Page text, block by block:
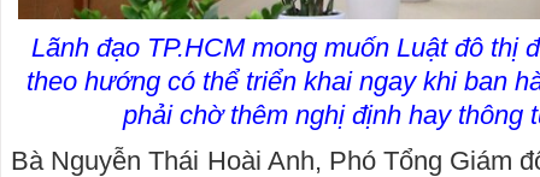
Lãnh đạo TP.HCM mong muốn Luật đô thị
theo hướng có thể triển khai ngay khi ban
phải chờ thêm nghị định hay thông
Bà Nguyễn Thái Hoài Anh, Phó Tổng Giám